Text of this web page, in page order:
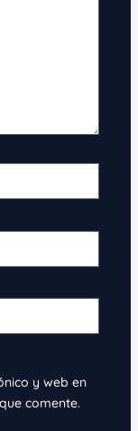
y web en
comente.